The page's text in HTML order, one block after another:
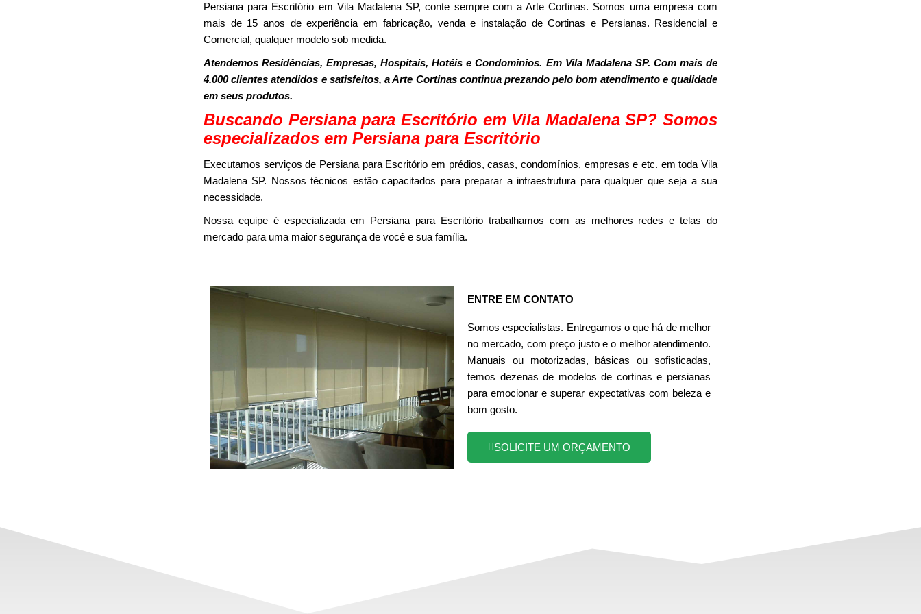
Persiana para Escritório em Vila Madalena SP, conte sempre com a Arte Cortinas. Somos uma empresa com
mais de 15 anos de experiência em fabricação, venda e instalação de Cortinas e Persianas. Residencial e
Comercial, qualquer modelo sob medida.
Atendemos Residências, Empresas, Hospitais, Hotéis e Condominios. Em Vila Madalena SP. Com mais de
4.000 clientes atendidos e satisfeitos, a Arte Cortinas continua prezando pelo bom atendimento e qualidade
em seus produtos.
Buscando Persiana para Escritório em Vila Madalena SP? Somos
especializados em Persiana para Escritório
Executamos serviços de Persiana para Escritório em prédios, casas, condomínios, empresas e etc. em toda Vila
Madalena SP. Nossos técnicos estão capacitados para preparar a infraestrutura para qualquer que seja a sua
necessidade.
Nossa equipe é especializada em Persiana para Escritório trabalhamos com as melhores redes e telas do
mercado para uma maior segurança de você e sua família.
ENTRE EM CONTATO
Somos especialistas. Entregamos o que há de melhor
no mercado, com preço justo e o melhor atendimento.
Manuais ou motorizadas, básicas ou sofisticadas,
temos dezenas de modelos de cortinas e persianas
para emocionar e superar expectativas com beleza e
bom gosto.
SOLICITE UM ORÇAMENTO